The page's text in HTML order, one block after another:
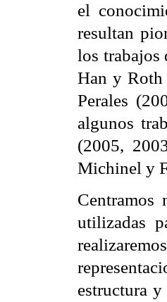
el
resultan
los
Han y Roth
Perales
algunos
(2005,
Michinel y
Centramos
utilizadas
estructura y